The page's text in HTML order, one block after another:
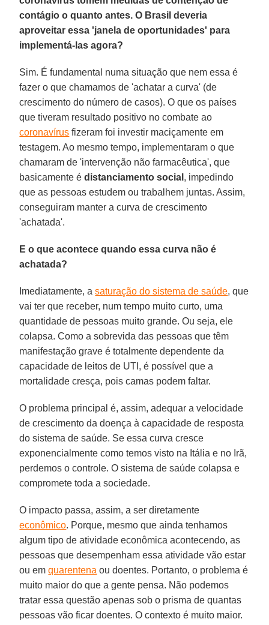
contágio o quanto antes. O Brasil deveria
aproveitar essa 'janela de oportunidades' para
implementá-las agora?
Sim. É fundamental numa situação que nem essa é
fazer o que chamamos de 'achatar a curva' (de
crescimento do número de casos). O que os países
que tiveram resultado positivo no combate ao
coronavírus fizeram foi investir maciçamente em
testagem. Ao mesmo tempo, implementaram o que
chamaram de 'intervenção não farmacêutica', que
basicamente édistanciamento social , impedindo
que as pessoas estudem ou trabalhem juntas. Assim,
conseguiram manter a curva de crescimento
'achatada'.
E o que acontece quando essa curva não é
achatada?
Imediatamente, a saturação do sistema de saúde, que
vai ter que receber, num tempo muito curto, uma
quantidade de pessoas muito grande. Ou seja, ele
colapsa. Como a sobrevida das pessoas que têm
manifestação grave é totalmente dependente da
capacidade de leitos de UTI, é possível que a
mortalidade cresça, pois camas podem faltar.
O problema principal é, assim, adequar a velocidade
de crescimento da doença à capacidade de resposta
do sistema de saúde. Se essa curva cresce
exponencialmente como temos visto na Itália e no Irã,
perdemos o controle. O sistema de saúde colapsa e
compromete toda a sociedade.
O impacto passa, assim, a ser diretamente
econômico. Porque, mesmo que ainda tenhamos
algum tipo de atividade econômica acontecendo, as
pessoas que desempenham essa atividade vão estar
ou emquarentena ou doentes. Portanto, o problema é
muito maior do que a gente pensa. Não podemos
tratar essa questão apenas sob o prisma de quantas
pessoas vão ficar doentes. O contexto é muito maior.